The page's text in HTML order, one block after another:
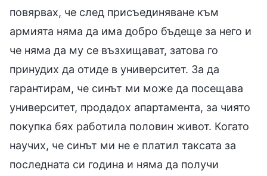
повярвах, че след присъединяване към
армията няма да има добро бъдеще за него и
че няма да му се възхищават, затова го
принудих да отиде в университет. За да
гарантирам, че синът ми може да посещава
университет, продадох апартамента, за чиято
покупка бях работила половин живот. Когато
научих, че синът ми не е платил таксата за
последната си година и няма да получи